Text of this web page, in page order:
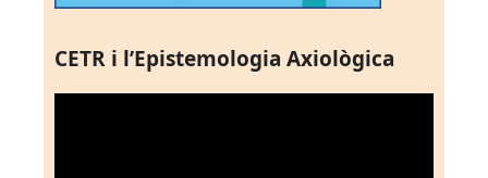
CETR i l’Epistemologia Axiològica